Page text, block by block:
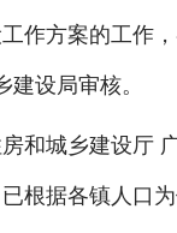
作方案的工作
设局审核。
城乡建设厅 广
根据各镇人口